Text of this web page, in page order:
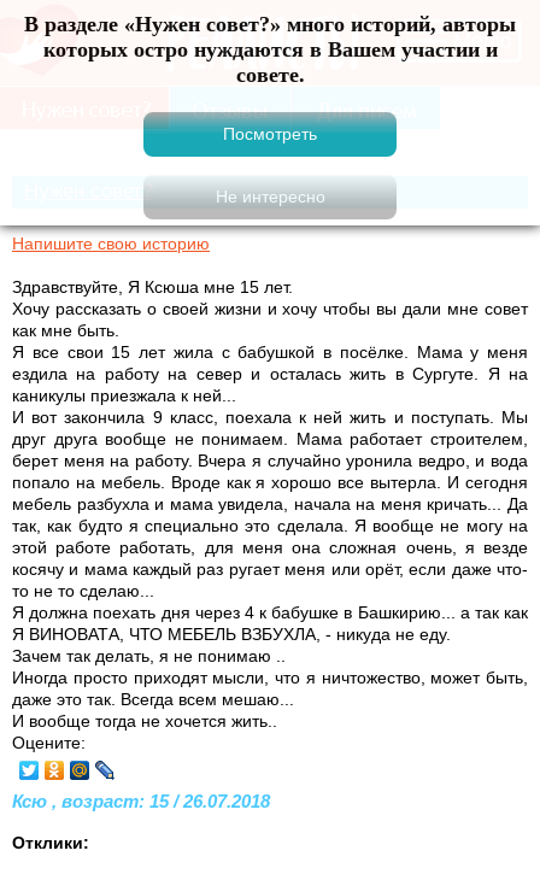
В разделе «Нужен совет?» много историй, авторы
которых остро нуждаются в Вашем участии и
совете.
Меню
Нужен совет?
Напишите свою историю
Здравствуйте, Я Ксюша мне 15 лет.
Хочу рассказать о своей жизни и хочу чтобы вы дали мне совет
как мне быть.
Я все свои 15 лет жила с бабушкой в посёлке. Мама у меня
ездила на работу на север и осталась жить в Сургуте. Я на
каникулы приезжала к ней...
И вот закончила 9 класс, поехала к ней жить и поступать. Мы
друг друга вообще не понимаем. Мама работает строителем,
берет меня на работу. Вчера я случайно уронила ведро, и вода
попало на мебель. Вроде как я хорошо все вытерла. И сегодня
мебель разбухла и мама увидела, начала на меня кричать... Да
так, как будто я специально это сделала. Я вообще не могу на
этой работе работать, для меня она сложная очень, я везде
косячу и мама каждый раз ругает меня или орёт, если даже что-
то не то сделаю...
Я должна поехать дня через 4 к бабушке в Башкирию... а так как
Я ВИНОВАТА, ЧТО МЕБЕЛЬ ВЗБУХЛА, - никуда не еду.
Зачем так делать, я не понимаю ..
Иногда просто приходят мысли, что я ничтожество, может быть,
даже это так. Всегда всем мешаю...
И вообще тогда не хочется жить..
Оцените:
Ксю , возраст: 15 / 26.07.2018
Отклики: